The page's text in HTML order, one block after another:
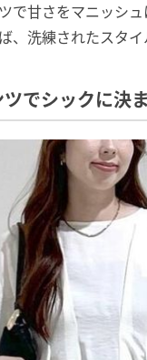
で甘さをマニッシ
、洗練されたスタイ
でシックに決